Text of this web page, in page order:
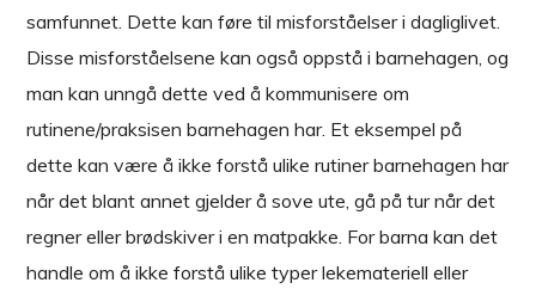
samfunnet. Dette kan føre til misforståelser i dagliglivet.
Disse misforståelsene kan også oppstå i barnehagen, og
man kan unngå dette ved å kommunisere om
rutinene/praksisen barnehagen har. Et eksempel på
dette kan være å ikke forstå ulike rutiner barnehagen har
når det blant annet gjelder å sove ute, gå på tur når det
regner eller brødskiver i en matpakke. For barna kan det
handle om å ikke forstå ulike typer lekemateriell eller